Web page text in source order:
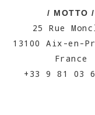
/ MOTTO /
25 Rue
13100 Aix-en-
France
+33 9 81 03